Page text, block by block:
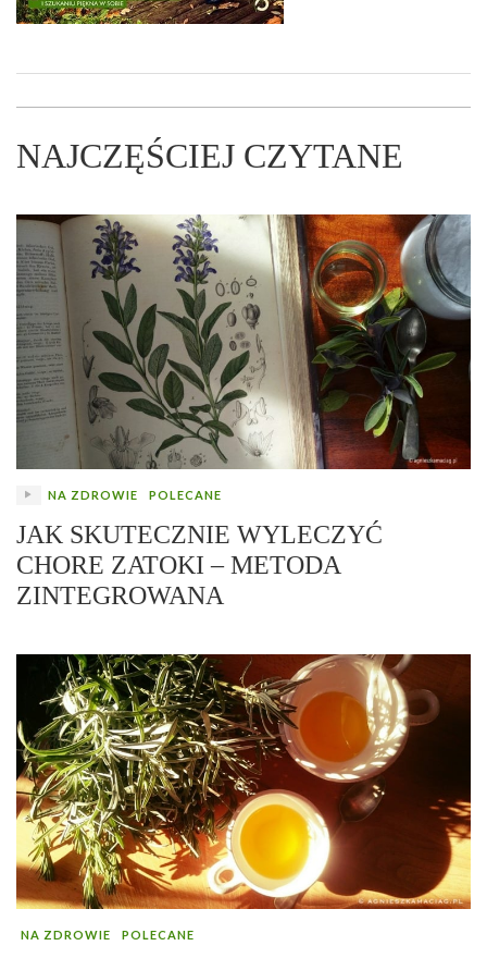
NAJCZĘŚCIEJ CZYTANE
NA ZDROWIE POLECANE
JAK SKUTECZNIE WYLECZYĆ
CHORE ZATOKI – METODA
ZINTEGROWANA
NA ZDROWIE POLECANE